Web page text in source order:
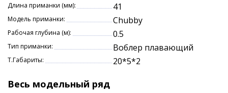
В первую очередь Jackall Chubby 41SR создан для
ловли «белого» хищника — голавля, язя, жереха, но
его вполне можно использовать и для более
привычных щуки или крупного окуня.
Длина приманки (мм): 41
Модель приманки: Chubby
Рабочая глубина (м): 0.5
Тип приманки: Воблер плавающий
Т.Габариты: 20*5*2
Весь модельный ряд